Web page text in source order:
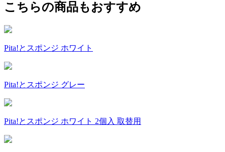
こちらの商品もおすすめ
Pita!とスポンジ ホワイト
Pita!とスポンジ グレー
Pita!とスポンジ ホワイト 2個入 取替用